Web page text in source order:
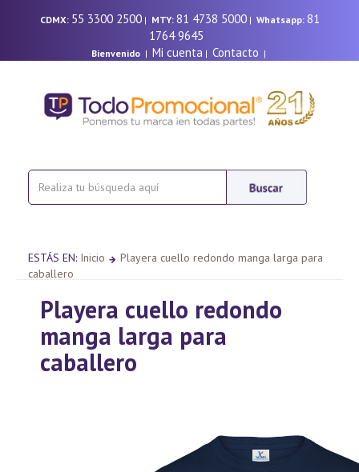
CDMX: 55 3300 2500| MTY: 81 4738 5000| Whatsapp: 81
1764 9645
Bienvenido| Mi cuenta | Contacto |
ESTÁS EN: Inicio
Playera cuello redondo manga larga para
caballero
Playera cuello redondo
manga larga para
caballero